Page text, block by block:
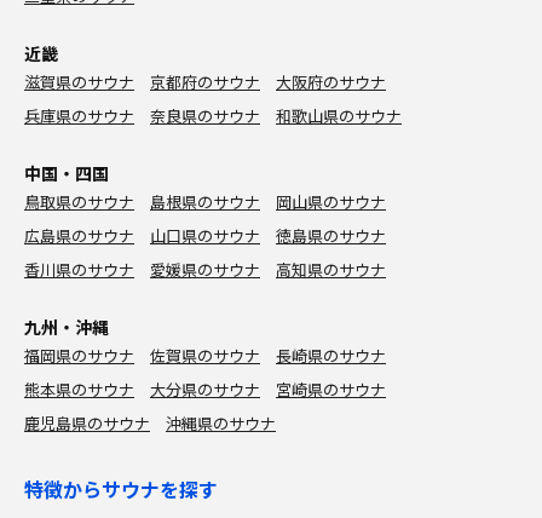
近畿
滋賀県のサウナ 京都府のサウナ
大阪府のサウナ
兵庫県のサウナ
奈良県のサウナ 和歌山県のサウナ
中国・四国
鳥取県のサウナ 島根県のサウナ
岡山県のサウナ
広島県のサウナ
山口県のサウナ
徳島県のサウナ
香川県のサウナ
愛媛県のサウナ 高知県のサウナ
九州・沖縄
福岡県のサウナ 佐賀県のサウナ
長崎県のサウナ
熊本県のサウナ
大分県のサウナ
宮崎県のサウナ
鹿児島県のサウナ
沖縄県のサウナ
特徴からサウナを探す